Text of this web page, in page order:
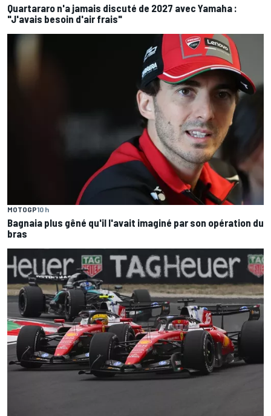
Quartararo n'a jamais discuté de 2027 avec Yamaha :
"J'avais besoin d'air frais"
MOTOGP10 h
Bagnaia plus gêné qu'il l'avait imaginé par son opération du
bras